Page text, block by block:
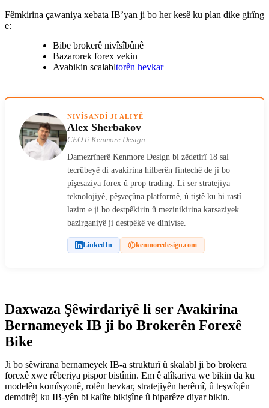
Fêmkirina çawaniya xebata IB’yan ji bo her kesê ku plan dike girîng
e:
Bibe brokerê nivîsîbûnê
Bazarorek forex vekin
Avabikin scalabltorên hevkar
NIVÎSANDÎ JI ALIYÊ
Alex Sherbakov
CEO li Kenmore Design
Damezrînerê Kenmore Design bi zêdetirî 18 sal
tecrûbeyê di avakirina hilberên fintechê de ji bo
pîşesaziya forex û prop trading. Li ser stratejiya
teknolojiyê, pêşveçûna platformê, û tiştê ku bi rastî
lazim e ji bo destpêkirin û mezinikirina karsaziyek
bazirganiyê ji destpêkê ve dinivîse.
LinkedIn kenmoredesign.com
Daxwaza Şêwirdariyê li ser Avakirina
Bernameyek IB ji bo Brokerên Forexê
Bike
Ji bo sêwirana bernameyek IB-a strukturî û skalabl ji bo brokera
forexê xwe rêberiya pispor bistînin. Em ê alîkariya we bikin da ku
modelên komîsyonê, rolên hevkar, stratejiyên herêmî, û teşwîqên
demdirêj ku IB-yên bi kalîte bikişîne û biparêze diyar bikin.